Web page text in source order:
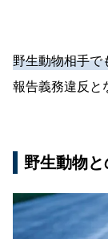
野生動物相手で
報告義務違反と
野生動物